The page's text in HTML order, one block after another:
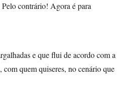
contrário! Agora é para
e que flui de acordo com a
com quem quiseres, no cenário que